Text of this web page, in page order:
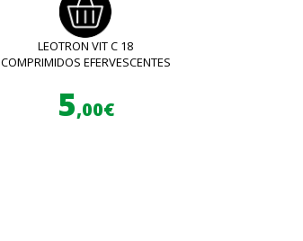
LEOTRON VIT C 18
COMPRIMIDOS EFERVESCENTES
5,00€